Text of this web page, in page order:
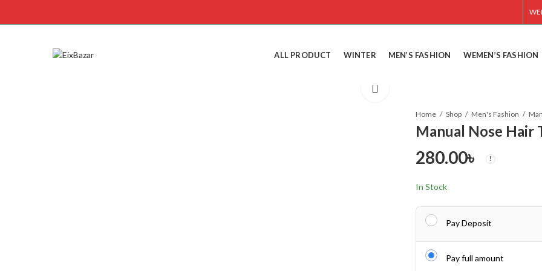
ALL PRODUCT WINTER MEN’S FASHION WEMEN’S FASHION
Home Shop Men's Fashion
Manual Nose Hair
280.00৳
In Stock
Pay Deposit
Pay full amount